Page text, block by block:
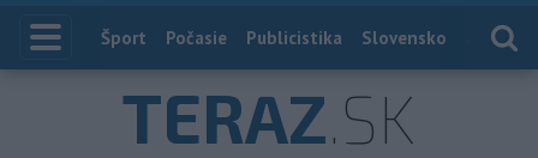
Index
Šport Počasie Publicistika Slovensko
TERAZ.SK